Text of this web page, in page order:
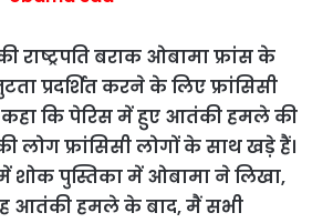
राष्ट्रपति बराक ओबामा फ्रांस के
प्रदर्शित करने के लिए फ्रांसिसी
कि पेरिस में हुए आतंकी हमले की
लोग फ्रांसिसी लोगों के साथ खड़े हैं।
में शोक पुस्तिका में ओबामा ने लिखा,
आतंकी हमले के बाद, मैं सभी